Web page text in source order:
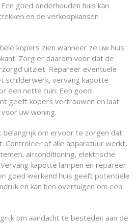
goed onderhouden huis kan
en de verkoopkansen
kopers zien wanneer ze uw huis
Zorg er daarom voor dat de
uitziet. Repareer eventuele
schilderwerk, vervang kapotte
een nette tuin. Een goed
geeft kopers vertrouwen en laat
uw woning.
belangrijk om ervoor te zorgen dat
Controleer of alle apparatuur werkt,
airconditioning, elektrische
kapotte lampen en repareer
goed werkend huis geeft potentiële
en kan hen overtuigen om een
om aandacht te besteden aan de